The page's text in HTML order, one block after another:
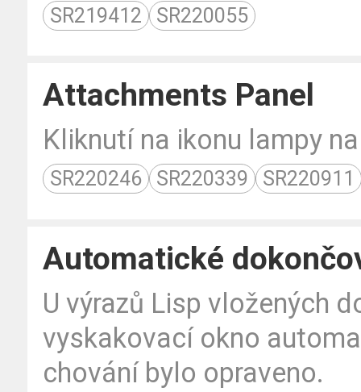
SR219412 SR220055
Attachments Panel
Kliknutí na ikonu lampy
SR220246 SR220339 SR220911
Automatické
U výrazů Lisp vložených
vyskakovací okno
chování bylo opraveno.